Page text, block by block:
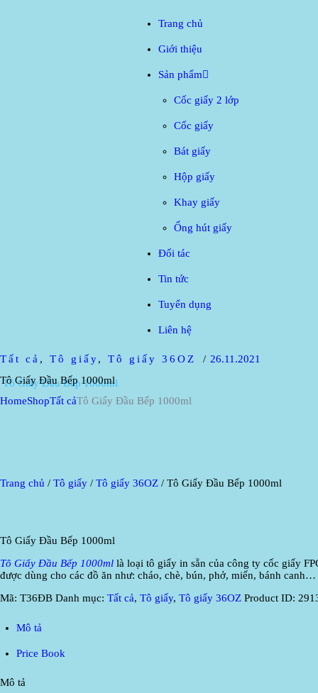
Trang chủ
Giới thiệu
Sản phẩm
Cốc giấy 2 lớp
Cốc giấy
Bát giấy
Hộp giấy
Khay giấy
Ống hút giấy
Đối tác
Tin tức
Tuyển dụng
Liên hệ
Tất cả , Tô giấy, Tô giấy 36OZ
26.11.2021
Tô Giấy Đầu Bếp 1000ml
HomeShopTất cảTô Giấy Đầu Bếp 1000ml
Trang chủ / Tô giấy / Tô giấy 36OZ / Tô Giấy Đầu Bếp 1000ml
Tô Giấy Đầu Bếp 1000ml
Tô Giấy Đầu Bếp 1000ml là loại tô giấy in sẵn của công ty cốc giấy
được dùng cho các đồ ăn như: cháo, chè, bún, phở, miến, bánh canh…
Mã: T36ĐB Danh mục: Tất cả, Tô giấy, Tô giấy 36OZ Product ID:
Mô tả
Price Book
Mô tả